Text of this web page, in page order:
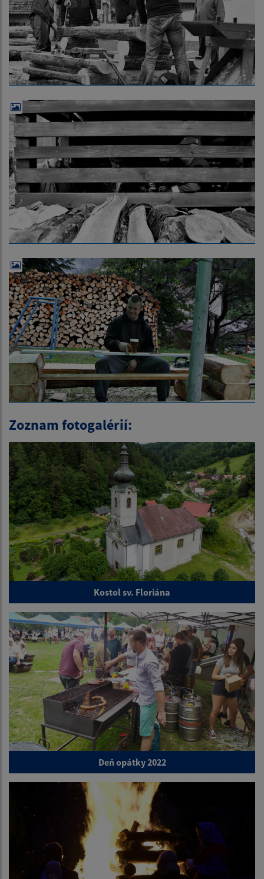
Zoznam fotogalérií:
Kostol sv. Floriána
Deň opátky 2022